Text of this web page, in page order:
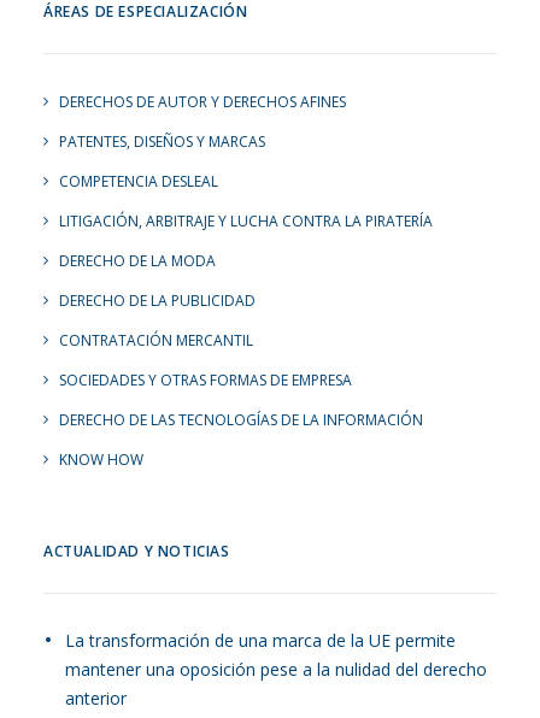
ÁREAS DE ESPECIALIZACIÓN
DERECHOS DE AUTOR Y DERECHOS AFINES
PATENTES, DISEÑOS Y MARCAS
COMPETENCIA DESLEAL
LITIGACIÓN, ARBITRAJE Y LUCHA CONTRA LA PIRATERÍA
DERECHO DE LA MODA
DERECHO DE LA PUBLICIDAD
CONTRATACIÓN MERCANTIL
SOCIEDADES Y OTRAS FORMAS DE EMPRESA
DERECHO DE LAS TECNOLOGÍAS DE LA INFORMACIÓN
KNOW HOW
ACTUALIDAD Y NOTICIAS
La transformación de una marca de la UE permite
mantener una oposición pese a la nulidad del derecho
anterior